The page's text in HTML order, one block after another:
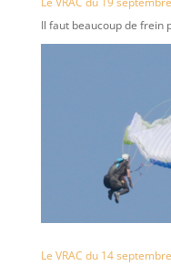
Il faut beaucoup de frein
Le VRAC du 14